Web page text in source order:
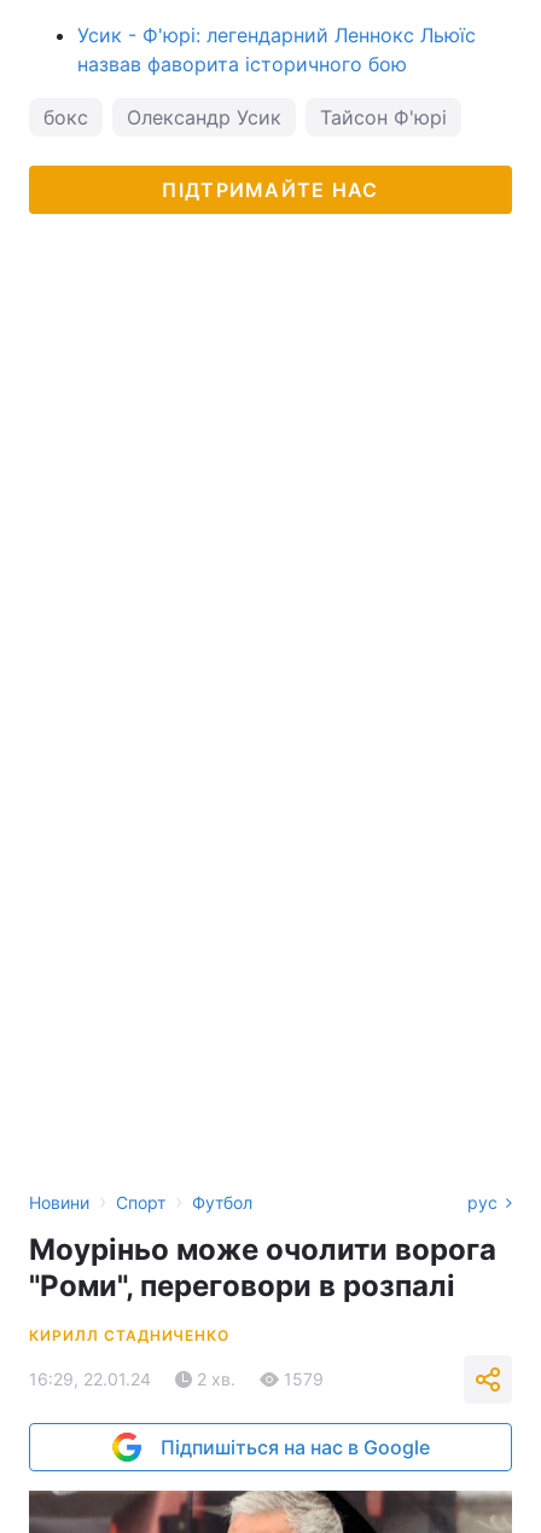
Усик - Ф'юрі: легендарний Леннокс Льюїс
назвав фаворита історичного бою
бокс Олександр Усик Тайсон Ф'юрі
ПІДТРИМАЙТЕ НАС
Новини › Спорт › Футбол рус
Моуріньо може очолити ворога
"Роми", переговори в розпалі
КИРИЛЛ СТАДНИЧЕНКО
16:29, 22.01.24 2 хв. 1579
Підпишіться на нас в Google